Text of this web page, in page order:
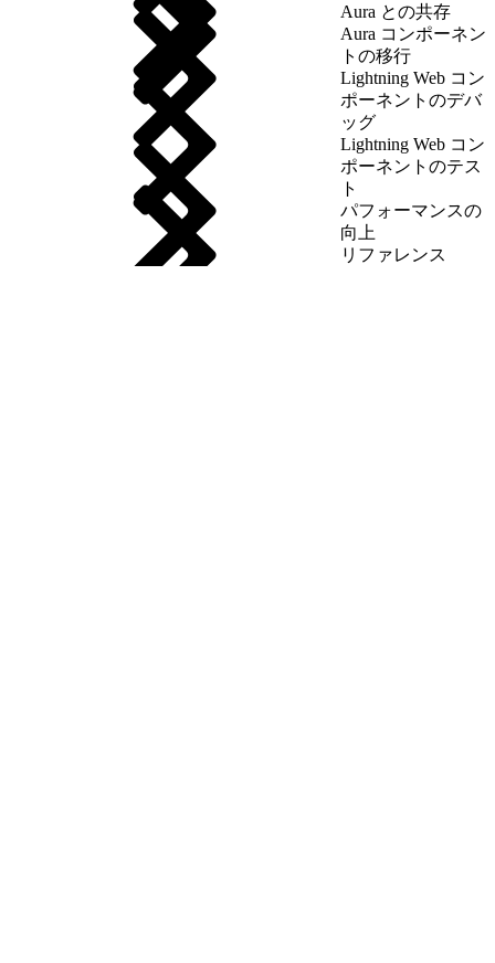
Aura との共存
Aura コンポーネン
トの移行
Lightning Web コン
ポーネントのデバ
ッグ
Lightning Web コン
ポーネントのテス
ト
パフォーマンスの
向上
リファレンス